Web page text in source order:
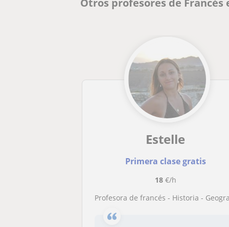
Otros profesores de
Estelle
Primera clase gratis
18€/h
Profesora de francés - Historia - Geografía - Apoyo